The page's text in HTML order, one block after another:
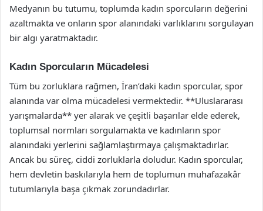
Medyanın bu tutumu, toplumda kadın sporcuların değerini
azaltmakta ve onların spor alanındaki varlıklarını sorgulayan
bir algı yaratmaktadır.
Kadın Sporcuların Mücadelesi
Tüm bu zorluklara rağmen, İran’daki kadın sporcular, spor
alanında var olma mücadelesi vermektedir. **Uluslararası
yarışmalarda** yer alarak ve çeşitli başarılar elde ederek,
toplumsal normları sorgulamakta ve kadınların spor
alanındaki yerlerini sağlamlaştırmaya çalışmaktadırlar.
Ancak bu süreç, ciddi zorluklarla doludur. Kadın sporcular,
hem devletin baskılarıyla hem de toplumun muhafazakâr
tutumlarıyla başa çıkmak zorundadırlar.